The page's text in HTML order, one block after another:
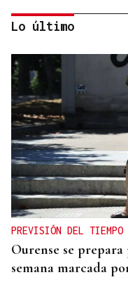
HELICOPTERO
Un motorista en
Velle
Lo último
PREVISIÓN DEL TIEMPO
Ourense se
semana marcada